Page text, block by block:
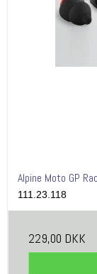
Alpine Moto GP
111.23.118
229,00 DKK